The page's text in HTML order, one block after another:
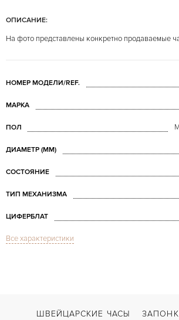
ОПИСАНИЕ:
На фото представлены конкретно продаваемые
НОМЕР МОДЕЛИ/REF.
МАРКА
ПОЛ
ДИАМЕТР (MM)
СОСТОЯНИЕ
ТИП МЕХАНИЗМА
ЦИФЕРБЛАТ
СТЕКЛО
Все характеристики
ШВЕЙЦАРСКИЕ ЧАСЫ